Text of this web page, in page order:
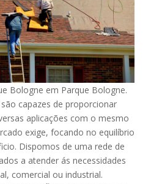
Bologne em Parque Bologne.
capazes de proporcionar
aplicações com o mesmo
exige, focando no equilíbrio
Dispomos de uma rede de
a atender ás necessidades
comercial ou industrial.